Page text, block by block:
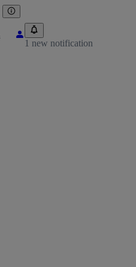
1 new notification